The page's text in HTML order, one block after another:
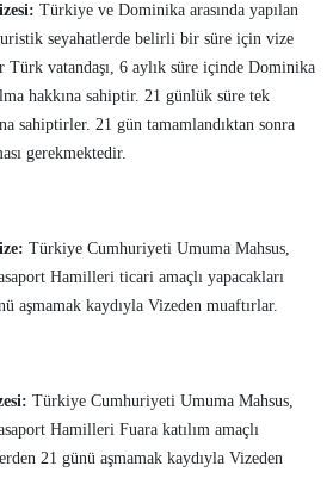
Türkiye ve Dominika arasında yapılan
seyahatlerde belirli bir süre için vize
Türk vatandaşı, 6 aylık süre içinde Dominika
hakkına sahiptir. 21 günlük süre tek
sahiptirler. 21 gün tamamlandıktan sonra
gerekmektedir.
Türkiye Cumhuriyeti Umuma Mahsus,
Hamilleri ticari amaçlı yapacakları
aşmamak kaydıyla Vizeden muaftırlar.
Türkiye Cumhuriyeti Umuma Mahsus,
Hamilleri Fuara katılım amaçlı
21 günü aşmamak kaydıyla Vizeden